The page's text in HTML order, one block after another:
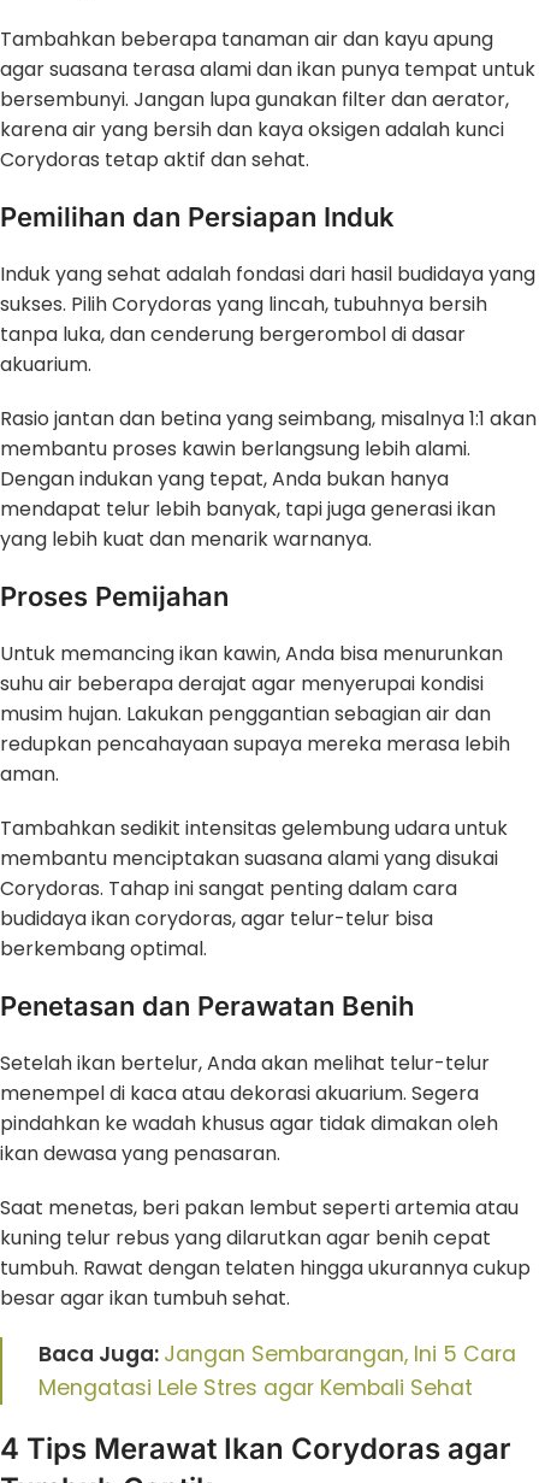
Tambahkan beberapa tanaman air dan kayu apung
agar suasana terasa alami dan ikan punya tempat untuk
bersembunyi. Jangan lupa gunakan filter dan aerator,
karena air yang bersih dan kaya oksigen adalah kunci
Corydoras tetap aktif dan sehat.
Pemilihan dan Persiapan Induk
Induk yang sehat adalah fondasi dari hasil budidaya yang
sukses. Pilih Corydoras yang lincah, tubuhnya bersih
tanpa luka, dan cenderung bergerombol di dasar
akuarium.
Rasio jantan dan betina yang seimbang, misalnya 1:1 akan
membantu proses kawin berlangsung lebih alami.
Dengan indukan yang tepat, Anda bukan hanya
mendapat telur lebih banyak, tapi juga generasi ikan
yang lebih kuat dan menarik warnanya.
Proses Pemijahan
Untuk memancing ikan kawin, Anda bisa menurunkan
suhu air beberapa derajat agar menyerupai kondisi
musim hujan. Lakukan penggantian sebagian air dan
redupkan pencahayaan supaya mereka merasa lebih
aman.
Tambahkan sedikit intensitas gelembung udara untuk
membantu menciptakan suasana alami yang disukai
Corydoras. Tahap ini sangat penting dalam cara
budidaya ikan corydoras, agar telur-telur bisa
berkembang optimal.
Penetasan dan Perawatan Benih
Setelah ikan bertelur, Anda akan melihat telur-telur
menempel di kaca atau dekorasi akuarium. Segera
pindahkan ke wadah khusus agar tidak dimakan oleh
ikan dewasa yang penasaran.
Saat menetas, beri pakan lembut seperti artemia atau
kuning telur rebus yang dilarutkan agar benih cepat
tumbuh. Rawat dengan telaten hingga ukurannya cukup
besar agar ikan tumbuh sehat.
Baca Juga: Jangan Sembarangan, Ini 5 Cara
Mengatasi Lele Stres agar Kembali Sehat
4 Tips Merawat Ikan Corydoras agar